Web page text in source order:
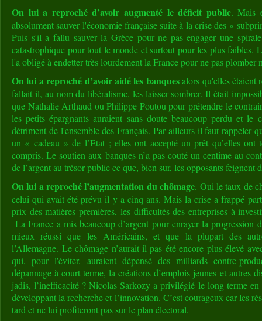
On lui a reproché d’avoir augmenté le déficit public. Mais
absolument sauver l'économie française suite à la crise des «
Puis s'il a fallu sauver la Grèce pour ne pas engager une
catastrophique pour tout le monde et surtout pour les plus faibles.
l'a obligé à endetter très lourdement la France pour ne pas plomber
On lui a reproché d’avoir aidé les banquesalors qu'elles étaient
fallait-il, au nom du libéralisme, les laisser sombrer. Il était
que Nathalie Arthaud ou Philippe Poutou pour prétendre le
les petits épargnants auraient sans doute beaucoup perdu et le
détriment de l'ensemble des Français. Par ailleurs il faut rappeler
un « cadeau » de l’Etat ; elles ont accepté un prêt qu’elles ont
compris. Le soutien aux banques n’a pas couté un centime au
de l’argent au trésor public ce que, bien sur, les opposants feignent
On lui a reproché l’augmentation du chômage. Oui le taux de
celui qui avait été prévu il y a cinq ans. Mais la crise a frappé
prix des matières premières, les difficultés des entreprises à
La France a mis beaucoup d’argent pour enrayer la progression
mieux réussi que les Américains, et que la plupart des
l’Allemagne. Le chômage n’aurait-il pas été encore plus élevé
qui, pour l'éviter, auraient dépensé des milliards contre-
dépannage à court terme, la créations d’emplois jeunes et autres
jadis, l’inefficacité ? Nicolas Sarkozy a privilégié le long terme en
développant la recherche et l’innovation. C’est courageux car les
tard et ne lui profiteront pas sur le plan électoral.